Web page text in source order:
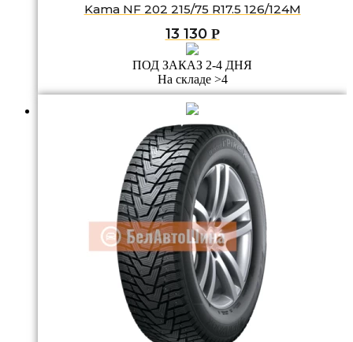
Kama NF 202 215/75 R17.5 126/124M
13 130 Р
ПОД ЗАКАЗ 2-4 ДНЯ
На складе >4